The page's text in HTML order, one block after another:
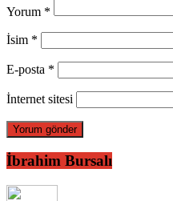
Yorum *
İsim *
E-posta *
İnternet sitesi
İbrahim Bursalı